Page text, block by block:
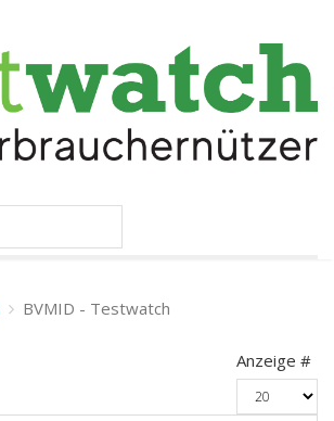
BVMID - Testwatch
Anzeige #